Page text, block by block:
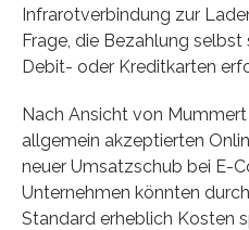
Infrarotverbindung zur
Frage, die Bezahlung
Debit- oder Kreditkarten
Nach Ansicht von
allgemein akzeptierten
neuer Umsatzschub bei E-
Unternehmen könnten
Standard erheblich Kosten